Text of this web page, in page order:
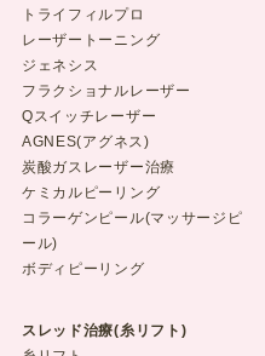
トライフィルプロ
レーザートーニング
ジェネシス
フラクショナルレーザー
Qスイッチレーザー
AGNES(アグネス)
炭酸ガスレーザー治療
ケミカルピーリング
コラーゲンピール(マッサージピ
ール)
ボディピーリング
スレッド治療(糸リフト)